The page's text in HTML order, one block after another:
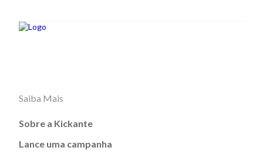
Saiba Mais
Sobre a Kickante
Lance uma campanha